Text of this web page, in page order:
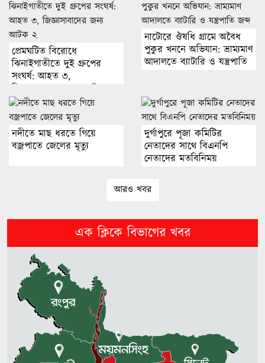
মধ্যপ্রাচ্যে কি তৃতীয় আঞ্চলিক শক্তি
উদীয়মান?
৩০ বছর ধরে পাহাড়ে আটকে আছে
স্বর্ণের দাম আবারো বেড়েছে
লিবিয়ায় মানবপাচারকারীদের হাতে
র‌্যাব বিলুপ্ত হয়ে আসছে এসআরবি
প্রবাসীর মরদেহ উদ্ধার
সিগারেট ধরাতে দিয়াশলাই জ্বালাতেই
বিস্ফোরণ, একই পরিবারের ৩ জন দগ্ধ
প্রেমঘটিত বিরোধে
ঝিনাইগাতীতে দুই গ্রুপের
সংঘর্ষ: আহত ৩,
জিজ্ঞাসাবাদের জন্য আটক ২
নাটোরে ঔষধি গ্রামে অবৈধ
পুকুর খননে অভিযান: ভ্রাম্যমাণ
আদালতে ব্যাটারি ও যন্ত্রপাতি
নদীতে মাছ ধরতে গিয়ে
বজ্রপাতে জেলের মৃত্যু
দুর্গাপুরে পূজা কমিটির
নেতাদের সাথে বিএনপি
নেতাদের মতবিনিময়
আরও খবর
এক ক্লিকে বিভাগের খবর